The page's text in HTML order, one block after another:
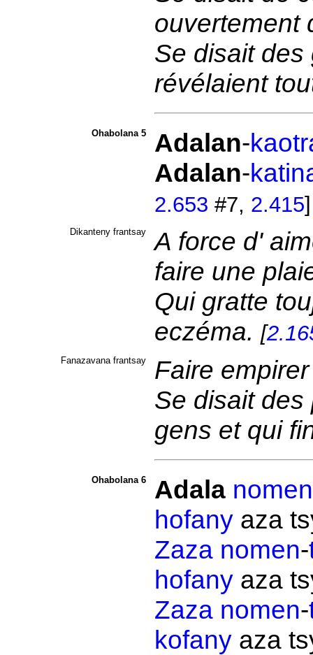
ouvertement
Se disait
révélaient
Ohabolana 5 Adalan-
Adalan-
2.653 #7, 2.415]
Dikanteny frantsay
A force d'
faire une
Qui gratte
eczéma. [
Fanazavana frantsay
Faire
Se disait des
gens et qui
Ohabolana 6 Adala nomen
hofanyaza
Zaza nomen-
hofanyaza
Zaza nomen-
kofanyaza